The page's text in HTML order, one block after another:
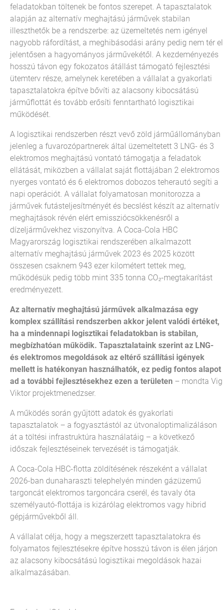
feladatokban töltenek be fontos szerepet. A tapasztalatok
alapján az alternatív meghajtású járművek stabilan
illeszthetők be a rendszerbe: az üzemeltetés nem igényel
nagyobb ráfordítást, a meghibásodási arány pedig nem tér el
jelentősen a hagyományos járművekétől. A kezdeményezés
hosszú távon egy fokozatos átállást támogató fejlesztési
ütemterv része, amelynek keretében a vállalat a gyakorlati
tapasztalatokra építve bővíti az alacsony kibocsátású
járműflottát és tovább erősíti fenntartható logisztikai
működését.
A logisztikai rendszerben részt vevő zöld járműállományban
jelenleg a fuvarozópartnerek által üzemeltetett 3 LNG- és 3
elektromos meghajtású vontató támogatja a feladatok
ellátását, miközben a vállalat saját flottájában 2 elektromos
nyerges vontató és 6 elektromos dobozos teherautó segíti a
napi operációt. A vállalat folyamatosan monitorozza a
járművek futásteljesítményét és becslést készít az alternatív
meghajtások révén elért emissziócsökkenésről a
dízeljárművekhez viszonyítva. A Coca-Cola HBC
Magyarország logisztikai rendszerében alkalmazott
alternatív meghajtású járművek 2023 és 2025 között
összesen csaknem 943 ezer kilométert tettek meg,
működésük pedig több mint 335 tonna CO₂-megtakarítást
eredményezett.
Az alternatív meghajtású járművek alkalmazása egy
komplex szállítási rendszerben akkor jelent valódi értéket,
ha a mindennapi logisztikai feladatokban is stabilan,
megbízhatóan működik. Tapasztalataink szerint az LNG-
és elektromos megoldások az eltérő szállítási igények
mellett is hatékonyan használhatók, ez pedig fontos alapot
ad a további fejlesztésekhez ezen a területen – mondta Vig
Viktor projektmenedzser.
A működés során gyűjtött adatok és gyakorlati
tapasztalatok – a fogyasztástól az útvonaloptimalizáláson
át a töltési infrastruktúra használatáig – a következő
időszak fejlesztéseinek tervezését is támogatják.
A Coca-Cola HBC-flotta zöldítésének részeként a vállalat
2026-ban dunaharaszti telephelyén minden gázüzemű
targoncát elektromos targoncára cserél, és tavaly óta
személyautó-flottája is kizárólag elektromos vagy hibrid
gépjárművekből áll.
A vállalat célja, hogy a megszerzett tapasztalatokra és
folyamatos fejlesztésekre építve hosszú távon is élen járjon
az alacsony kibocsátású logisztikai megoldások hazai
alkalmazásában.